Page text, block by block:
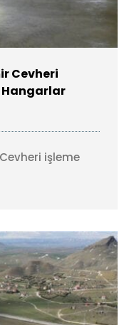
Cevheri
Hangarlar
işleme